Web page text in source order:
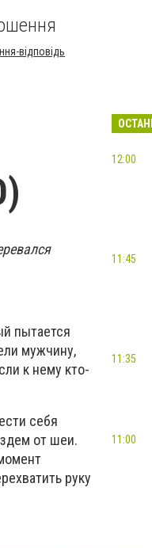
відповідь
пытается
мужчину,
к нему кто-
себя
от шеи.
руку
12:00
11:45
11:35
11:00